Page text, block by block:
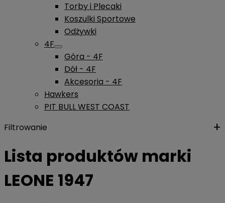
Torby i Plecaki
Koszulki Sportowe
Odżywki
4F
Góra - 4F
Dół - 4F
Akcesoria - 4F
Hawkers
PIT BULL WEST COAST
Filtrowanie
Lista produktów marki
LEONE 1947